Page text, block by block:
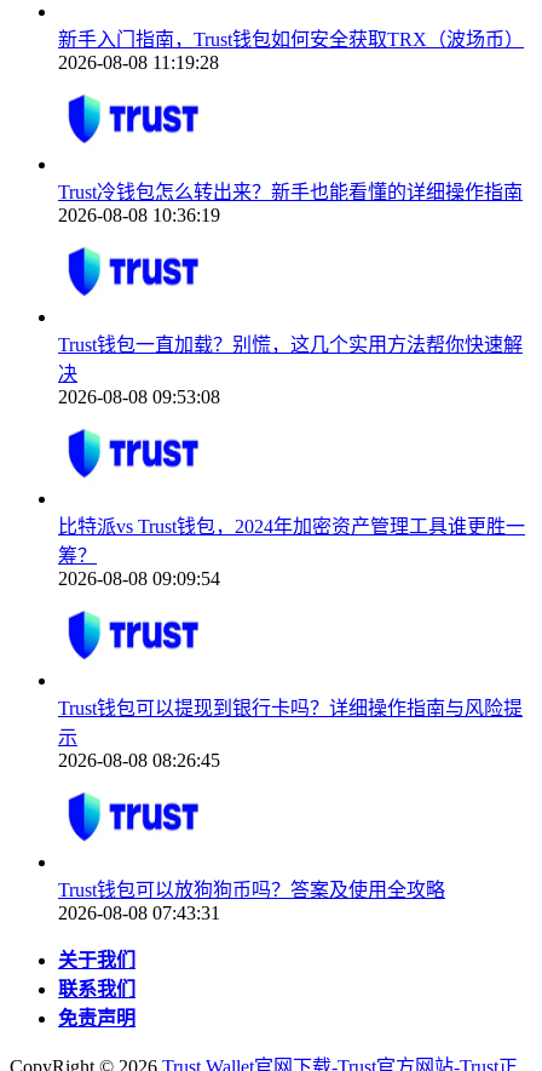
新手入门指南，Trust钱包如何安全获取TRX（波场币）
2026-08-08 11:19:28
Trust冷钱包怎么转出来？新手也能看懂的详细操作指南
2026-08-08 10:36:19
Trust钱包一直加载？别慌，这几个实用方法帮你快速解
决
2026-08-08 09:53:08
比特派vs Trust钱包，2024年加密资产管理工具谁更胜一
筹？
2026-08-08 09:09:54
Trust钱包可以提现到银行卡吗？详细操作指南与风险提
示
2026-08-08 08:26:45
Trust钱包可以放狗狗币吗？答案及使用全攻略
2026-08-08 07:43:31
关于我们
联系我们
免责声明